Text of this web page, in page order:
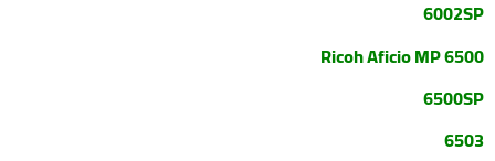
6002SP
Ricoh Aficio MP 6500
6500SP
6503